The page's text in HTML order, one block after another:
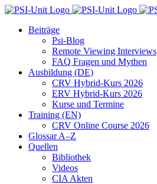
Zum
springenBeiträge
Psi-Blog
Remote Viewing Interviews
FAQ Fragen und Mythen
Ausbildung (DE)
CRV Hybrid-Kurs 2026
ERV Hybrid-Kurs 2026
Kurse und Termine
Training (EN)
CRV Online Course 2026
Glossar A–Z
Quellen
Bibliothek
Videos
CIA Akten